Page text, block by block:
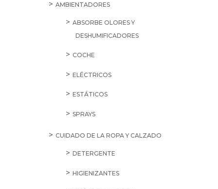
AMBIENTADORES
ABSORBE OLORES Y
DESHUMIFICADORES
COCHE
ELÉCTRICOS
ESTÁTICOS
SPRAYS
CUIDADO DE LA ROPA Y CALZADO
DETERGENTE
HIGIENIZANTES